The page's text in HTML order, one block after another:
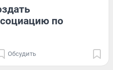
по
Обсудить